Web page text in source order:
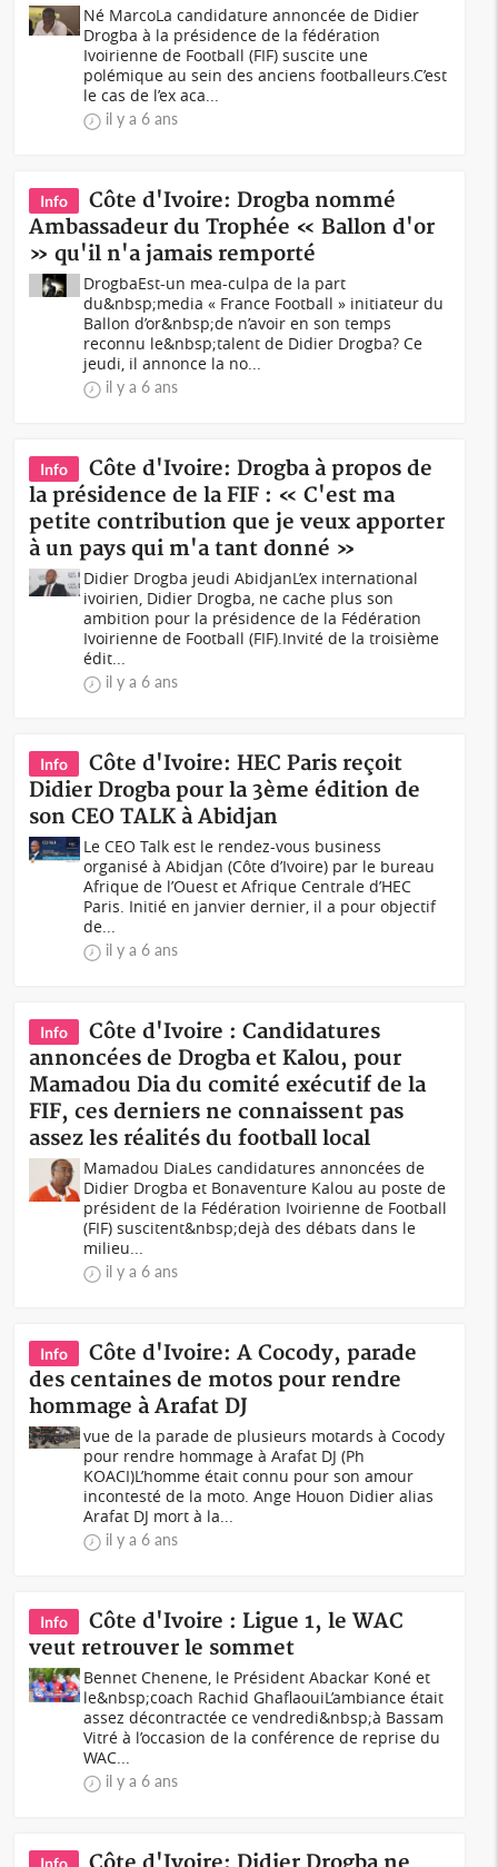
Né MarcoLa candidature annoncée de Didier
Drogba à la présidence de la fédération
Ivoirienne de Football (FIF) suscite une
polémique au sein des anciens footballeurs.C’est
le cas de l’ex aca...
il y a 6 ans
Info
Côte d'Ivoire: Drogba nommé
Ambassadeur du Trophée « Ballon d'or
» qu'il n'a jamais remporté
DrogbaEst-un mea-culpa de la part
du&nbsp;media « France Football » initiateur du
Ballon d’or&nbsp;de n’avoir en son temps
reconnu le&nbsp;talent de Didier Drogba? Ce
jeudi, il annonce la no...
il y a 6 ans
Info
Côte d'Ivoire: Drogba à propos de
la présidence de la FIF : « C'est ma
petite contribution que je veux apporter
à un pays qui m'a tant donné »
Didier Drogba jeudi AbidjanL’ex international
ivoirien, Didier Drogba, ne cache plus son
ambition pour la présidence de la Fédération
Ivoirienne de Football (FIF).Invité de la troisième
édit...
il y a 6 ans
Info
Côte d'Ivoire: HEC Paris reçoit
Didier Drogba pour la 3ème édition de
son CEO TALK à Abidjan
Le CEO Talk est le rendez-vous business
organisé à Abidjan (Côte d’Ivoire) par le bureau
Afrique de l’Ouest et Afrique Centrale d’HEC
Paris. Initié en janvier dernier, il a pour objectif
de...
il y a 6 ans
Info
Côte d'Ivoire : Candidatures
annoncées de Drogba et Kalou, pour
Mamadou Dia du comité exécutif de la
FIF, ces derniers ne connaissent pas
assez les réalités du football local
Mamadou DiaLes candidatures annoncées de
Didier Drogba et Bonaventure Kalou au poste de
président de la Fédération Ivoirienne de Football
(FIF) suscitent&nbsp;dejà des débats dans le
milieu...
il y a 6 ans
Info
Côte d'Ivoire: A Cocody, parade
des centaines de motos pour rendre
hommage à Arafat DJ
vue de la parade de plusieurs motards à Cocody
pour rendre hommage à Arafat DJ (Ph
KOACI)L’homme était connu pour son amour
incontesté de la moto. Ange Houon Didier alias
Arafat DJ mort à la...
il y a 6 ans
Info
Côte d'Ivoire : Ligue 1, le WAC
veut retrouver le sommet
Bennet Chenene, le Président Abackar Koné et
le&nbsp;coach Rachid GhaflaouiL’ambiance était
assez décontractée ce vendredi&nbsp;à Bassam
Vitré à l’occasion de la conférence de reprise du
WAC...
il y a 6 ans
Info